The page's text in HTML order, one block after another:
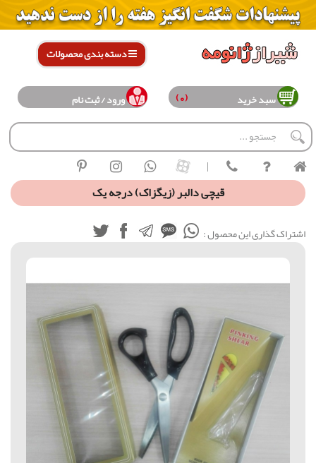
دسته بندی محصولات
سبد خرید (0) ورود / ثبت نام
|
قیچی دالبر (زیگزاک) درجه یک
اشتراک گذاری این محصول :